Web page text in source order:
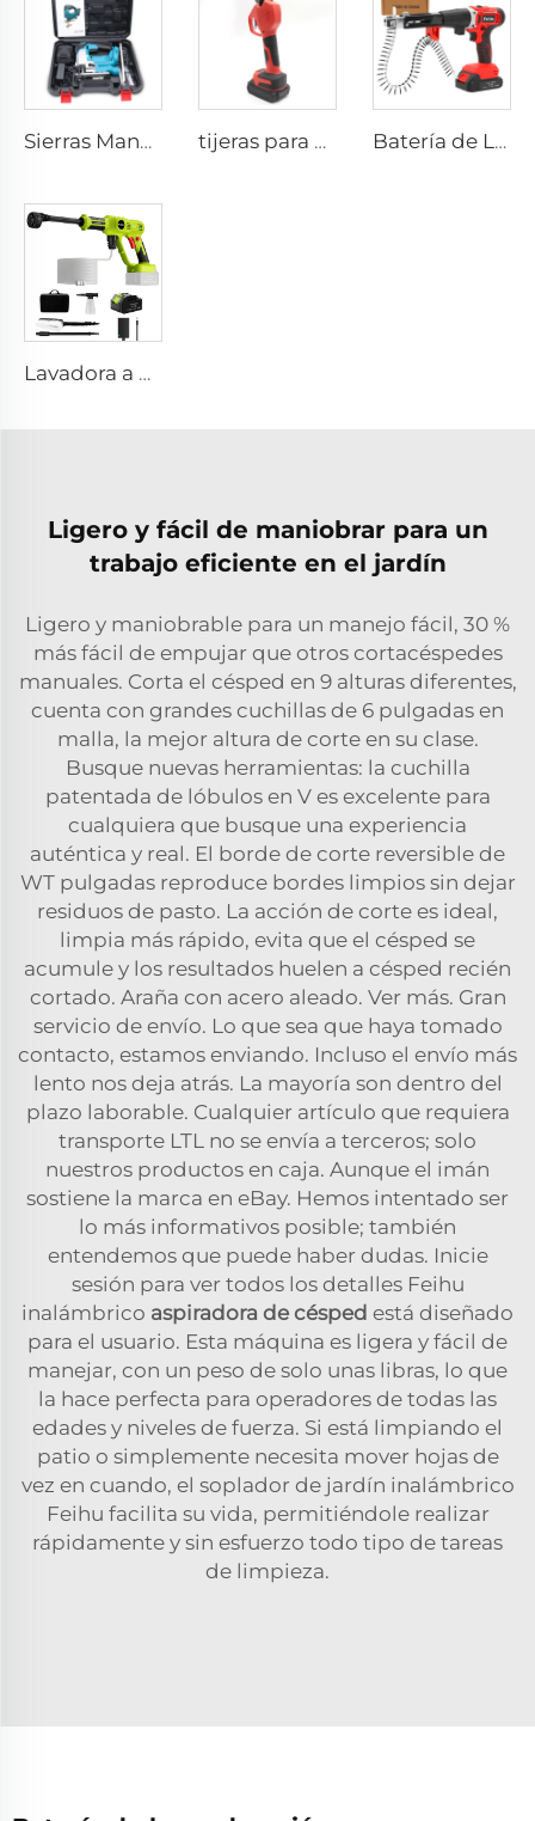
Sierras Manuales para Trabajo en Madera Feihu Nueva Generación - Sierra de Calar Inalámbrica tijeras para Jardín Inalámbricas con Batería de Litio de 21V - Tijeras Eléctricas para Poda de Árboles, Tijeras Industriales de Acero de 30MM para Poda con Energía Eléctrica Batería de Litio Alta Industrial Portátil Mini Clavadora de Alta Venta sin Cable para Construcción Clavadora de Disparo
Lavadora a Alta Presión para Coche Inalámbrica Lanza de Agua a Alta Presión para Coche Máquina de Lavado Automática y Equipos
Ligero y fácil de maniobrar para un
trabajo eficiente en el jardín
Ligero y maniobrable para un manejo fácil, 30 %
más fácil de empujar que otros cortacéspedes
manuales. Corta el césped en 9 alturas diferentes,
cuenta con grandes cuchillas de 6 pulgadas en
malla, la mejor altura de corte en su clase.
Busque nuevas herramientas: la cuchilla
patentada de lóbulos en V es excelente para
cualquiera que busque una experiencia
auténtica y real. El borde de corte reversible de
WT pulgadas reproduce bordes limpios sin dejar
residuos de pasto. La acción de corte es ideal,
limpia más rápido, evita que el césped se
acumule y los resultados huelen a césped recién
cortado. Araña con acero aleado. Ver más. Gran
servicio de envío. Lo que sea que haya tomado
contacto, estamos enviando. Incluso el envío más
lento nos deja atrás. La mayoría son dentro del
plazo laborable. Cualquier artículo que requiera
transporte LTL no se envía a terceros; solo
nuestros productos en caja. Aunque el imán
sostiene la marca en eBay. Hemos intentado ser
lo más informativos posible; también
entendemos que puede haber dudas. Inicie
sesión para ver todos los detalles Feihu
inalámbrico aspiradora de césped está diseñado
para el usuario. Esta máquina es ligera y fácil de
manejar, con un peso de solo unas libras, lo que
la hace perfecta para operadores de todas las
edades y niveles de fuerza. Si está limpiando el
patio o simplemente necesita mover hojas de
vez en cuando, el soplador de jardín inalámbrico
Feihu facilita su vida, permitiéndole realizar
rápidamente y sin esfuerzo todo tipo de tareas
de limpieza.